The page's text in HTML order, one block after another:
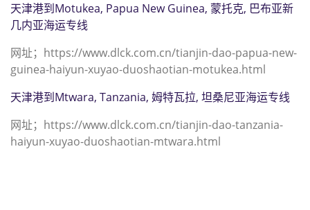
天津港到Motukea, Papua New Guinea, 蒙托克, 巴布亚新
几内亚海运专线
网址；https://www.dlck.com.cn/tianjin-dao-papua-new-
guinea-haiyun-xuyao-duoshaotian-motukea.html
天津港到Mtwara, Tanzania, 姆特瓦拉, 坦桑尼亚海运专线
网址；https://www.dlck.com.cn/tianjin-dao-tanzania-
haiyun-xuyao-duoshaotian-mtwara.html